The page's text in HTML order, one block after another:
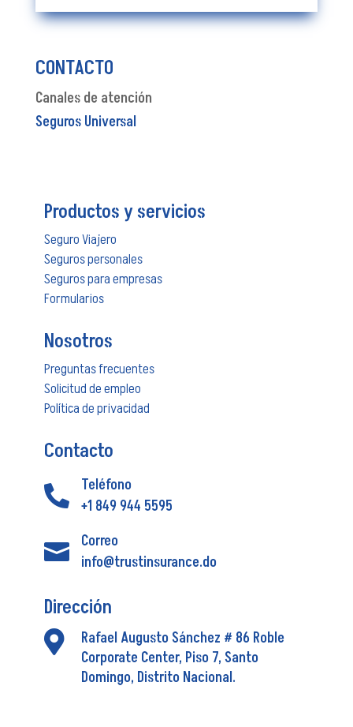
CONTACTO
Canales de atención
Seguros Universal
Productos y servicios
Seguro Viajero
Seguros personales
Seguros para empresas
Formularios
Nosotros
Preguntas frecuentes
Solicitud de empleo
Política de privacidad
Contacto

Teléfono
+1 849 944 5595

Correo
info@trustinsurance.do
Dirección

Rafael Augusto Sánchez # 86 Roble
Corporate Center, Piso 7, Santo
Domingo, Distrito Nacional.